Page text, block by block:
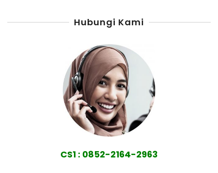
Hubungi Kami
CS1 : 0852-2164-2963